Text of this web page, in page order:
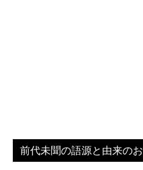
前代未聞の語源と由来のお